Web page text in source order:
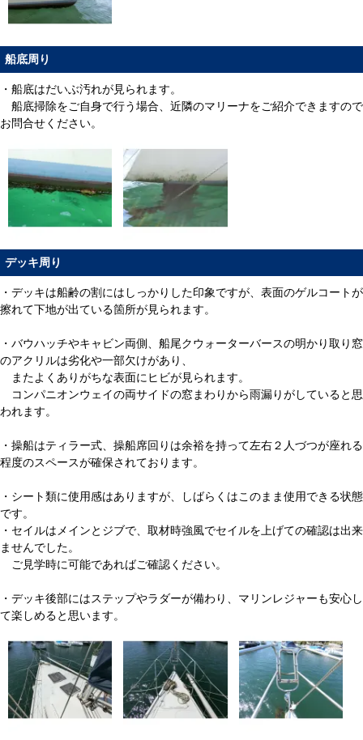
船底周り
・船底はだいぶ汚れが見られます。
船底掃除をご自身で行う場合、近隣のマリーナをご紹介できますので
お問合せください。
デッキ周り
・デッキは船齢の割にはしっかりした印象ですが、表面のゲルコートが
擦れて下地が出ている箇所が見られます。
・バウハッチやキャビン両側、船尾クウォーターバースの明かり取り窓
のアクリルは劣化や一部欠けがあり、
またよくありがちな表面にヒビが見られます。
コンパニオンウェイの両サイドの窓まわりから雨漏りがしていると思
われます。
・操船はティラー式、操船席回りは余裕を持って左右２人づつが座れる
程度のスペースが確保されております。
・シート類に使用感はありますが、しばらくはこのまま使用できる状態
です。
・セイルはメインとジブで、取材時強風でセイルを上げての確認は出来
ませんでした。
ご見学時に可能であればご確認ください。
・デッキ後部にはステップやラダーが備わり、マリンレジャーも安心し
て楽しめると思います。